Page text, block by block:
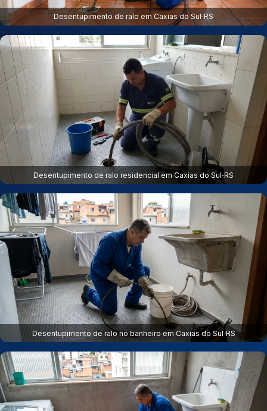
Desentupimento de ralo em Caxias do Sul‑RS
Desentupimento de ralo residencial em Caxias do Sul‑RS
Desentupimento de ralo no banheiro em Caxias do Sul‑RS